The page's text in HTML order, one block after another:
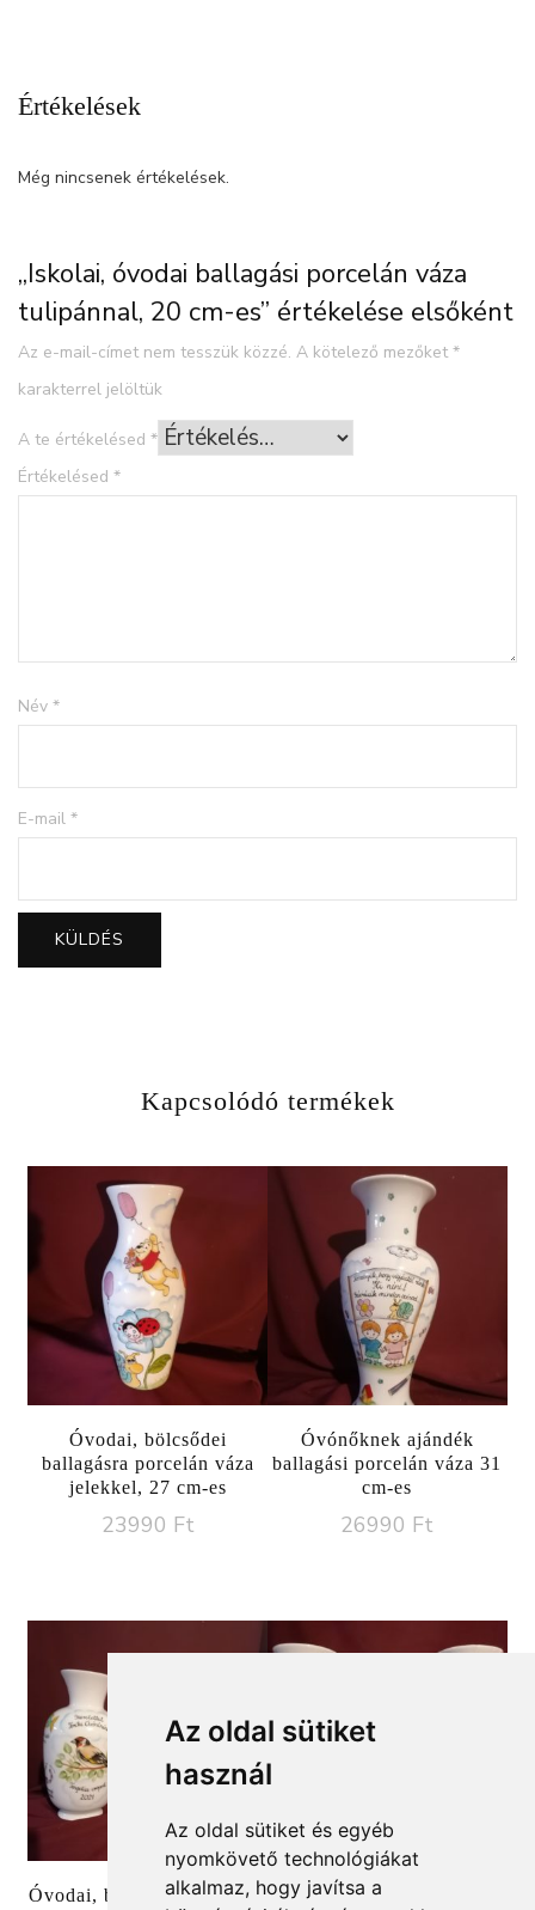
Az oldal sütiket
használ
Az oldal sütiket és egyéb
nyomkövető technológiákat
alkalmaz, hogy javítsa a
Értékelések
Még nincsenek értékelések.
„Iskolai, óvodai ballagási porcelán váza
tulipánnal, 20 cm-es” értékelése elsőként
Az e-mail-címet nem tesszük közzé. A kötelező mezőket*
karakterrel jelöltük
A te értékelésed *
Értékelésed *
Név *
E-mail *
Kapcsolódó termékek
Óvodai, bölcsődei
ballagásra porcelán váza
jelekkel, 27 cm-es
23990 Ft
Óvónőknek ajándék
ballagási porcelán váza 31
cm-es
26990 Ft
Óvodai, bölcsődei porcelán Óvodai ballagási ajándék